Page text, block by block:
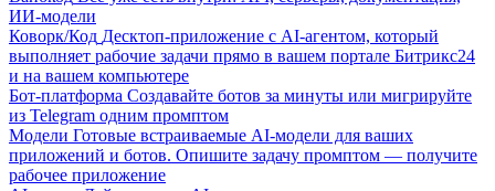
ИИ-модели
Коворк/Код Десктоп-приложение с AI-агентом, который
выполняет рабочие задачи прямо в вашем портале Битрикс24
и на вашем компьютере
Бот-платформа Создавайте ботов за минуты или мигрируйте
из Telegram одним промптом
Модели Готовые встраиваемые AI-модели для ваших
приложений и ботов. Опишите задачу промптом — получите
рабочее приложение